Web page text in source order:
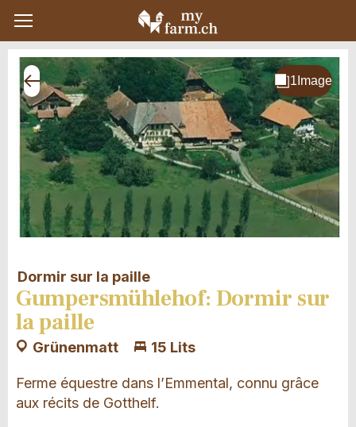
Dormir sur la paille
Gumpersmühlehof: Dormir sur
la paille
Grünenmatt 15 Lits
Ferme équestre dans l’Emmental, connu grâce
aux récits de Gotthelf.